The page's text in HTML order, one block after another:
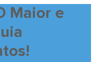
Maior e